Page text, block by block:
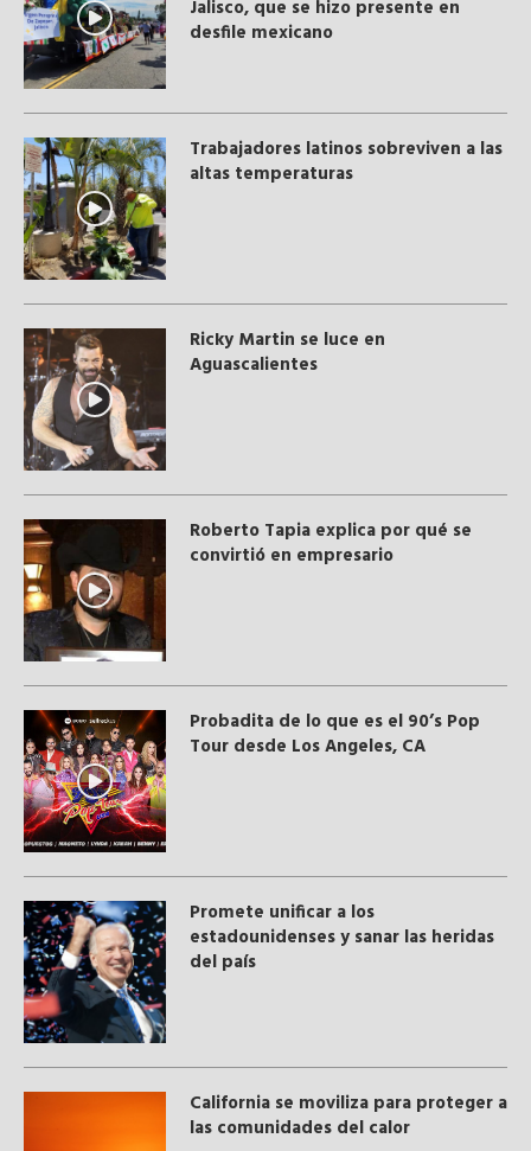
Jalisco, que se hizo presente en
desfile mexicano
Trabajadores latinos sobreviven a las
altas temperaturas
Ricky Martin se luce en
Aguascalientes
Roberto Tapia explica por qué se
convirtió en empresario
Probadita de lo que es el 90’s Pop
Tour desde Los Angeles, CA
Promete unificar a los
estadounidenses y sanar las heridas
del país
California se moviliza para proteger a
las comunidades del calor